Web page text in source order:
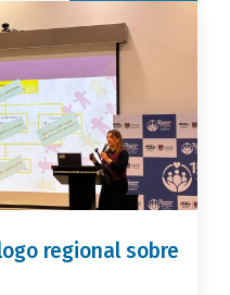
regional sobre